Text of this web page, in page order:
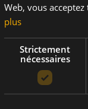
grillés et
Déjeuner et Dîner
Web, vous
plus
Strictement
nécessaires